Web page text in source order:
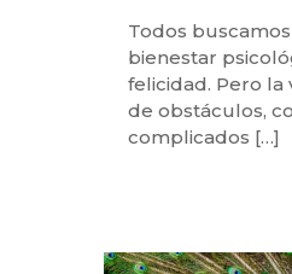
Todos
bienestar
felicidad. Pero la
de obstáculos,
complicados […]